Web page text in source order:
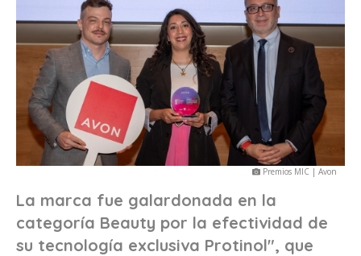
Premios MIC | Avon
La marca fue galardonada en la
categoría Beauty por la efectividad de
su tecnología exclusiva Protinol", que